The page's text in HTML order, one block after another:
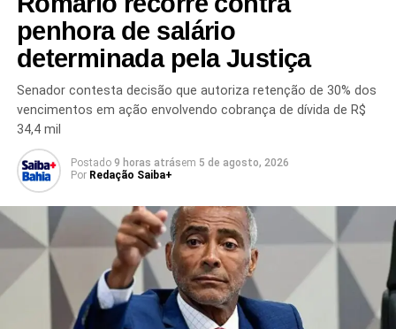
TÓPICOS RELACIONADOS
BANCÁRIOS DA BAHIA
BRADESCO
DIREITOS TRABALHISTAS
GILMAR MENDES
JUSTIÇA DO TRABALHO DA BAHIA
PROCESSO CONTRA BRADESCO
RECLAMAÇÃO CONSTITUCIONAL
SINDICATO DOS BANCÁRIOS
STF
SUPREMO TRIBUNAL FEDERAL
TRABALHADORES BANCÁRIOS
penhora de salário
determinada pela Justiça
Senador contesta decisão que autoriza retenção de 30% dos
vencimentos em ação envolvendo cobrança de dívida de R$
34,4 mil
Postado 9 horas atrásem 5 de agosto, 2026
Por Redação Saiba+